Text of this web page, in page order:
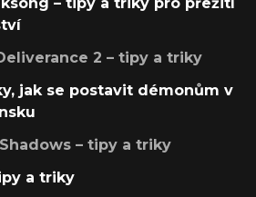
2 – tipy a triky
jak se postavit démonům v
– tipy a triky
a triky